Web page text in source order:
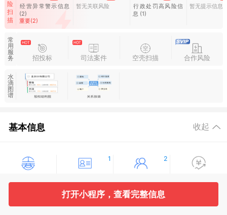
险
扫
描
经营异常警示信息
(2)
重要(2)
暂无关联风险
行政处罚高风险信
息 (1)
暂无提示信息
常
用
服
务
招投标 司法案件 空壳扫描 合作风险
水
滴
图
谱
基本信息 收起
1 2
打开小程序，查看完整信息